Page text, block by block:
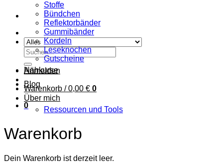
Suchen
nach:
Anmelden
Warenkorb /0,00 € 0
0
Stoffe
Bündchen
Reflektorbänder
Gummibänder
Kordeln
Leseknochen
Gutscheine
Nähkurse
Blog
Über mich
Ressourcen und Tools
Warenkorb
Dein Warenkorb ist derzeit leer.